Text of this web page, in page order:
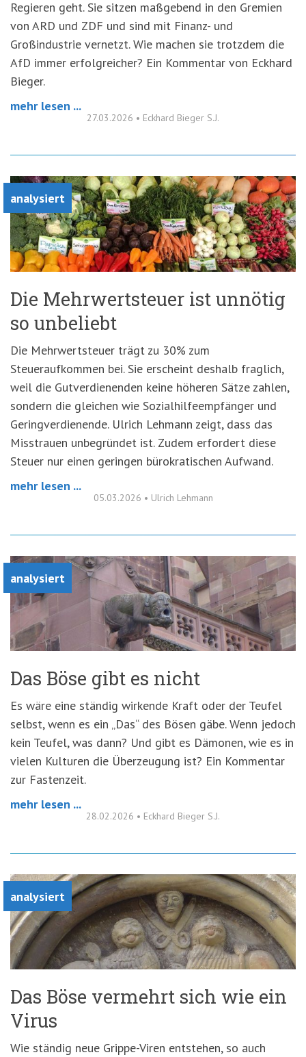
Regieren geht. Sie sitzen maßgebend in den Gremien
von ARD und ZDF und sind mit Finanz- und
Großindustrie vernetzt. Wie machen sie trotzdem die
AfD immer erfolgreicher? Ein Kommentar von Eckhard
Bieger.
mehr lesen ...
27.03.2026 • Eckhard Bieger S.J.
analysiert
Die Mehrwertsteuer ist unnötig
so unbeliebt
Die Mehrwertsteuer trägt zu 30% zum
Steueraufkommen bei. Sie erscheint deshalb fraglich,
weil die Gutverdienenden keine höheren Sätze zahlen,
sondern die gleichen wie Sozialhilfeempfänger und
Geringverdienende. Ulrich Lehmann zeigt, dass das
Misstrauen unbegründet ist. Zudem erfordert diese
Steuer nur einen geringen bürokratischen Aufwand.
mehr lesen ...
05.03.2026 • Ulrich Lehmann
analysiert
Das Böse gibt es nicht
Es wäre eine ständig wirkende Kraft oder der Teufel
selbst, wenn es ein „Das“ des Bösen gäbe. Wenn jedoch
kein Teufel, was dann? Und gibt es Dämonen, wie es in
vielen Kulturen die Überzeugung ist? Ein Kommentar
zur Fastenzeit.
mehr lesen ...
28.02.2026 • Eckhard Bieger S.J.
analysiert
Das Böse vermehrt sich wie ein
Virus
Wie ständig neue Grippe-Viren entstehen, so auch